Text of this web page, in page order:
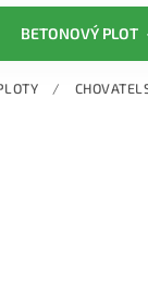
BETONOVÝ PLOT
/